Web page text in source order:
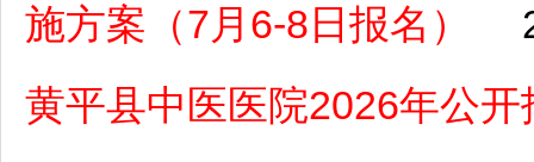
施方案（7月6-8日报名）
黄平县中医医院2026年公